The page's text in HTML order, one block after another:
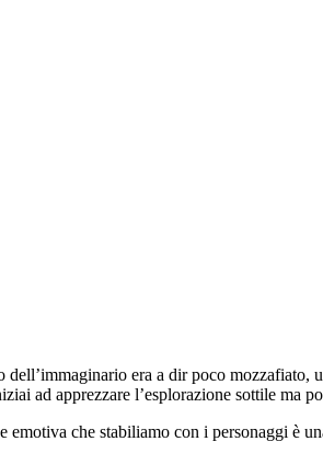
era a dir poco mozzafiato,
ad apprezzare l’esplorazione sottile ma
che stabiliamo con i personaggi è